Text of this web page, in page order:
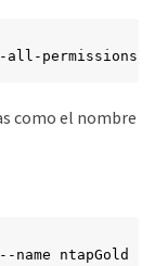
permissions
como el nombre
ntapGold